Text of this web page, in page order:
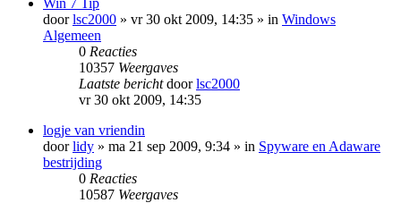
doorlsc2000 » vr 30 okt 2009, 14:35 » in Windows
Algemeen
0 Reacties
10357 Weergaves
Laatste berichtdoorlsc2000
vr 30 okt 2009, 14:35
logje van vriendin
doorlidy » ma 21 sep 2009, 9:34 » in Spyware en Adaware
bestrijding
0 Reacties
10587 Weergaves